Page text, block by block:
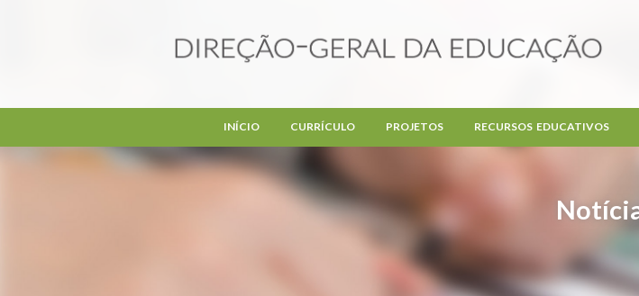
INÍCIO CURRÍCULO PROJETOS RECURSOS EDUCATIVOS